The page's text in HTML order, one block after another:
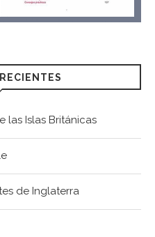
las Islas Británicas
de Inglaterra